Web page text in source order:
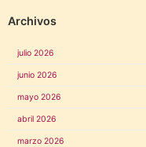
Archivos
julio 2026
junio 2026
mayo 2026
abril 2026
marzo 2026